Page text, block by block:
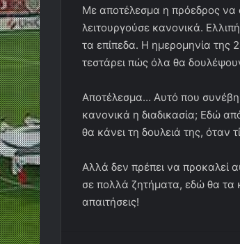
Με αποτέλεσμα η πρόεδρος να
λειτουργούσε κανονικά.
τα επίπεδα. Η ημερομηνία της
τεστάρει πώς όλα θα
Αποτέλεσμα… Αυτό που
κανονικά η διαδικασία; Εδώ
θα κάνει τη δουλειά της, όταν
Αλλά δεν πρέπει να προκαλεί
σε πολλά ζητήματα, εδώ θα τα
απαιτήσεις!